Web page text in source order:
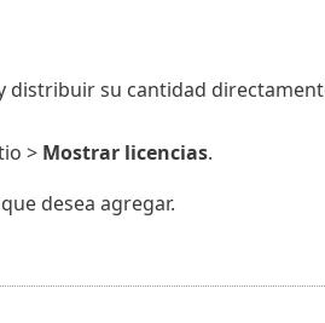
distribuir su cantidad
> Mostrar licencias.
desea agregar.